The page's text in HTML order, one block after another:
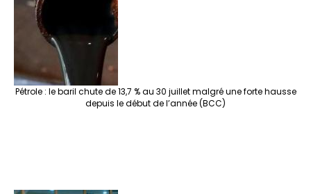
Pétrole : le baril chute de 13,7 % au 30 juillet malgré une forte hausse
depuis le début de l’année (BCC)